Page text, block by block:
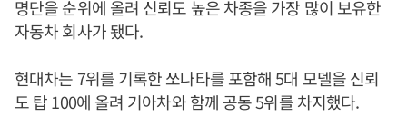
명단을 순위에 올려 신뢰도 높은 차종을 가장 많이 보유한
자동차 회사가 됐다.
현대차는 7위를 기록한 쏘나타를 포함해 5대 모델을 신뢰
도 탑 100에 올려 기아차와 함께 공동 5위를 차지했다.